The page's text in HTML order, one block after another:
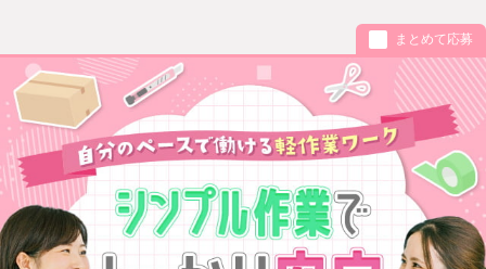
まとめて応募